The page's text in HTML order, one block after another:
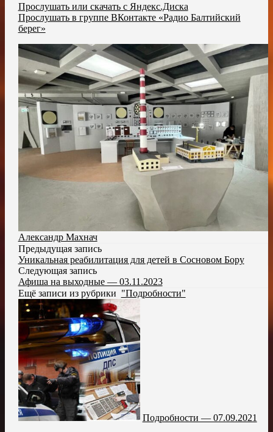
Прослушать или скачать с Яндекс.Диска
Прослушать в группе ВКонтакте «Радио Балтийский
берег»
Александр Махнач
Предыдущая запись
Уникальная реабилитация для детей в Сосновом Бору
Следующая запись
Афиша на выходные — 03.11.2023
Ещё записи из рубрики "Подробности"
Подробности — 07.09.2021